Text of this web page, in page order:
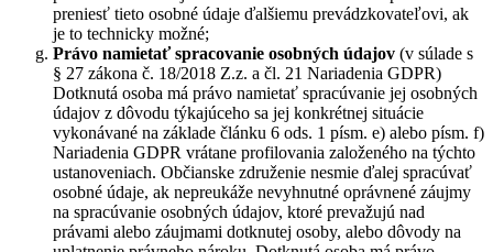
preniesť tieto osobné údaje ďalšiemu prevádzkovateľovi, ak
je to technicky možné;
Právo namietať spracovanie osobných údajov (v súlade s
§ 27 zákona č. 18/2018 Z.z. a čl. 21 Nariadenia GDPR)
Dotknutá osoba má právo namietať spracúvanie jej osobných
údajov z dôvodu týkajúceho sa jej konkrétnej situácie
vykonávané na základe článku 6 ods. 1 písm. e) alebo písm. f)
Nariadenia GDPR vrátane profilovania založeného na týchto
ustanoveniach. Občianske združenie nesmie ďalej spracúvať
osobné údaje, ak nepreukáže nevyhnutné oprávnené záujmy
na spracúvanie osobných údajov, ktoré prevažujú nad
právami alebo záujmami dotknutej osoby, alebo dôvody na